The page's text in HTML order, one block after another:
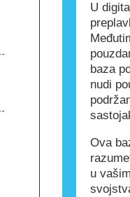
U
baza
nudi
Ova
u